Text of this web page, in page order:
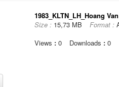
1983_KLTN_LH_Hoang
Size : 15,73 MB Format :
Views : 0 Downloads : 0